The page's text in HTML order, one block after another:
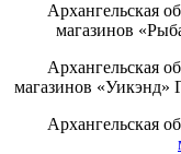
Архангельская
магазинов
Архангельская
магазинов «Уикэнд»
Архангельская